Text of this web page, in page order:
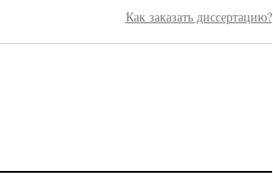
Как заказать диссертацию?